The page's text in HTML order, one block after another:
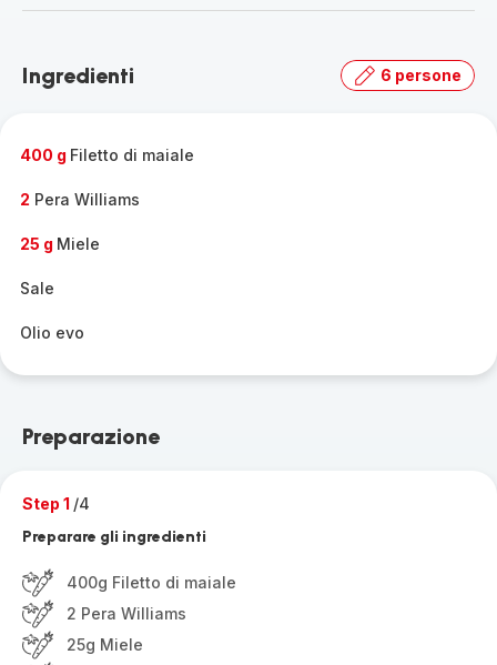
dettagli
la
Ingredienti 6 persone
400 g Filetto di maiale
2 Pera Williams
25 g Miele
Sale
Olio evo
Preparazione
Step 1 /4
Preparare gli ingredienti
400g Filetto di maiale
2 Pera Williams
25g Miele